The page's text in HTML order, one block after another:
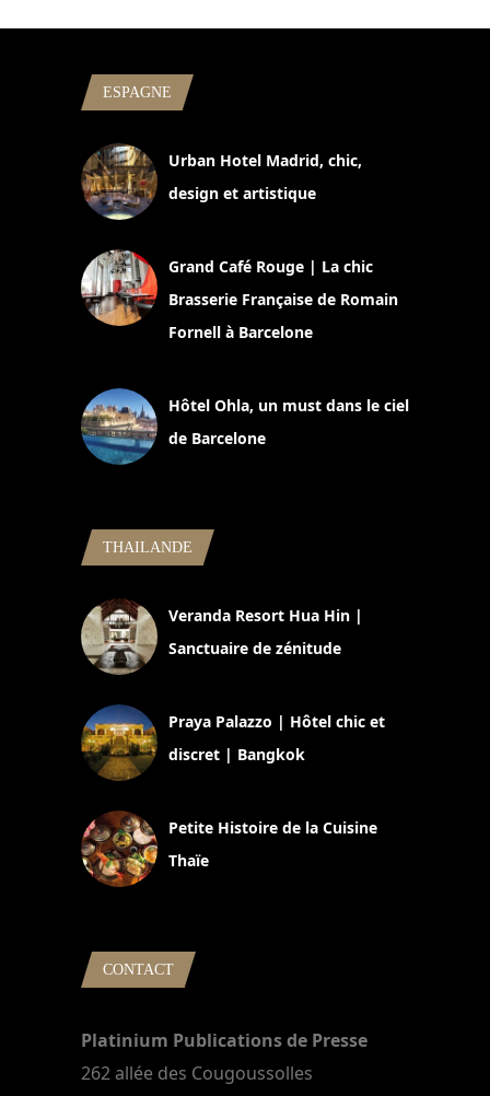
ESPAGNE
Urban Hotel Madrid, chic,
design et artistique
Grand Café Rouge | La chic
Brasserie Française de Romain
Fornell à Barcelone
Hôtel Ohla, un must dans le ciel
de Barcelone
THAILANDE
Veranda Resort Hua Hin |
Sanctuaire de zénitude
Praya Palazzo | Hôtel chic et
discret | Bangkok
Petite Histoire de la Cuisine
Thaïe
CONTACT
Platinium Publications de Presse
262 allée des Cougoussolles